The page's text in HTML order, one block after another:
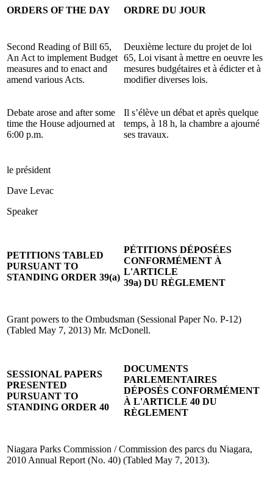
ORDERS OF THE DAY ORDRE DU JOUR
Second Reading of Bill 65,
An Act to implement Budget
measures and to enact and
amend various Acts.
Deuxième lecture du projet de loi
65, Loi visant à mettre en oeuvre les
mesures budgétaires et à édicter et à
modifier diverses lois.
Debate arose and after some
time the House adjourned at
6:00 p.m.
Il s’élève un débat et après quelque
temps, à 18 h, la chambre a ajourné
ses travaux.
le président
Dave Levac
Speaker
PETITIONS TABLED
PURSUANT TO
STANDING ORDER 39(a)
PÉTITIONS DÉPOSÉES
CONFORMÉMENT À
L'ARTICLE
39a) DU RÈGLEMENT
Grant powers to the Ombudsman (Sessional Paper No. P-12)
(Tabled May 7, 2013) Mr. McDonell.
SESSIONAL PAPERS
PRESENTED
PURSUANT TO
STANDING ORDER 40
DOCUMENTS
PARLEMENTAIRES
DÉPOSÉS CONFORMÉMENT
À L'ARTICLE 40 DU
RÈGLEMENT
Niagara Parks Commission / Commission des parcs du Niagara,
2010 Annual Report (No. 40) (Tabled May 7, 2013).